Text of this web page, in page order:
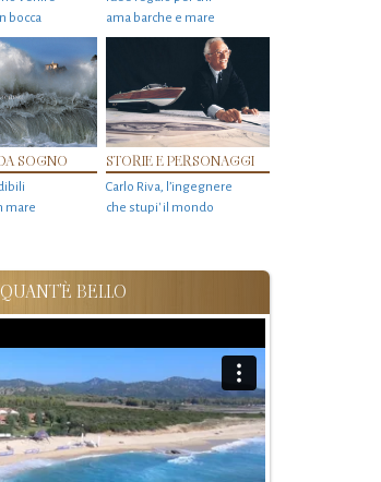
bocca
ama barche e mare
SOGNO
mare
STORIE E PERSONAGGI
Carlo Riva, l’ingegnere
che stupi' il mondo
BELLO